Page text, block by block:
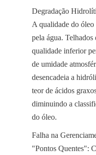
Degradação
A qualidade do óleo
pela água. Telhados
qualidade inferior
de umidade
desencadeia a
teor de ácidos
diminuindo a
do óleo.
Falha na
"Pontos Quentes":